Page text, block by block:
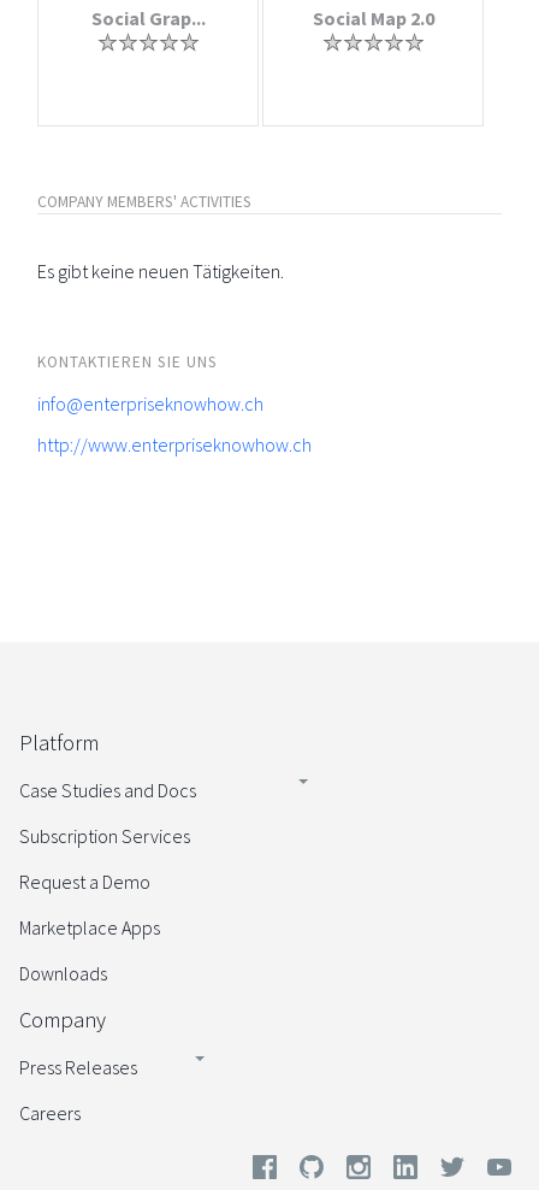
Social Grap... Social Map 2.0
COMPANY MEMBERS' ACTIVITIES
Es gibt keine neuen Tätigkeiten.
KONTAKTIEREN SIE UNS
info@enterpriseknowhow.ch
http://www.enterpriseknowhow.ch
Platform
Case Studies and Docs
Subscription Services
Request a Demo
Marketplace Apps
Downloads
Company
Press Releases
Careers